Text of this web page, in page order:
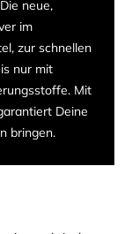
neue,
im
zur schnellen
nur mit
Mit
Deine
bringen.